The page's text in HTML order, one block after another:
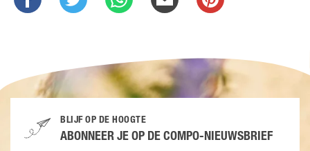
BLIJF OP DE HOOGTE
ABONNEER JE OP DE COMPO-NIEUWSBRIEF